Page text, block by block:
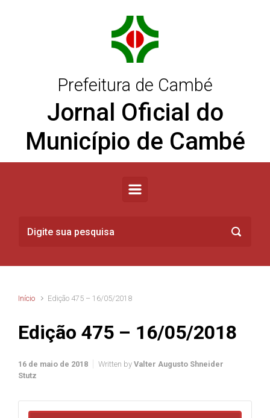
Prefeitura de Cambé
Jornal Oficial do
Município de Cambé
Início Edição 475 – 16/05/2018
Edição 475 – 16/05/2018
16 de maio de 2018 Written by Valter Augusto Shneider
Stutz